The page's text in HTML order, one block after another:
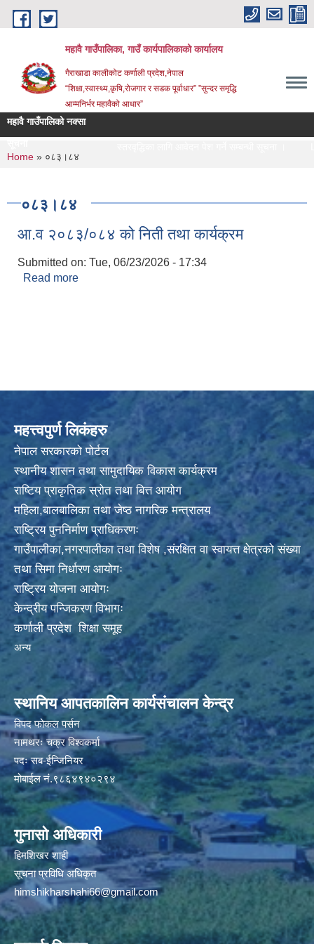
Skip to main content
महावै गाउँपालिका, गाउँ कार्यपालिकाको कार्यालय
गैराखाडा कालीकोट कर्णाली प्रदेश,नेपाल
“शिक्षा,स्वास्थ्य,कृषि,रोजगार र सडक पूर्वाधार” ”सुन्दर समृद्धि
आम्मनिर्भर महावैको आधार”
महावै गाउँपालिको नक्सा
You are here
Home » ०८३।८४
०८३।८४
आ.व २०८३/०८४ को निती तथा कार्यक्रम
Submitted on: Tue, 06/23/2026 - 17:34
Read more
महत्त्वपुर्ण लिकंहरु
नेपाल सरकारको पोर्टल
स्थानीय शासन तथा सामुदायिक विकास कार्यक्रम
राष्टिय प्राकृतिक स्रोत तथा बित्त आयोग
महिला,बालबालिका तथा जेष्ठ नागरिक मन्त्रालय
राष्ट्रिय पुननिर्माण प्राधिकरणः
गाउँपालीका,नगरपालीका तथा विशेष ,संरक्षित वा स्वायत्त क्षेत्रको संख्या
तथा सिमा निर्धारण आयोगः
राष्ट्रिय योजना आयोगः
केन्द्रीय पन्जिकरण विभागः
कर्णाली प्रदेश शिक्षा समूह
अन्य
स्थानिय आपतकालिन कार्यसंचालन केन्द्र
विपद फोकल पर्सन
नामथरः चक्र विश्वकर्मा
पदः सब-ईन्जिनियर
मोबाईल नं.९८६४९४०२९४
गुनासो अधिकारी
हिमशिखर शाही
सूचना प्रविधि अधिकृत
himshikharshahi66@gmail.com